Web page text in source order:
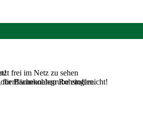
frei im Netz zu sehen
Rohstoffen.
für Braunkohlegrube eingereicht!